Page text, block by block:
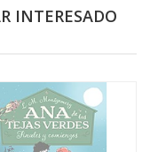
INTERESADO